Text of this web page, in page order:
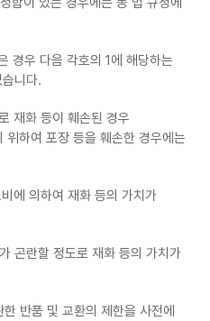
경우 다음 각호의 1에 해당하는
니다.
재화 등이 훼손된 경우
하여 포장 등을 훼손한 경우에는
에 의하여 재화 등의 가치가
곤란할 정도로 재화 등의 가치가
반품 및 교환의 제한을 사전에